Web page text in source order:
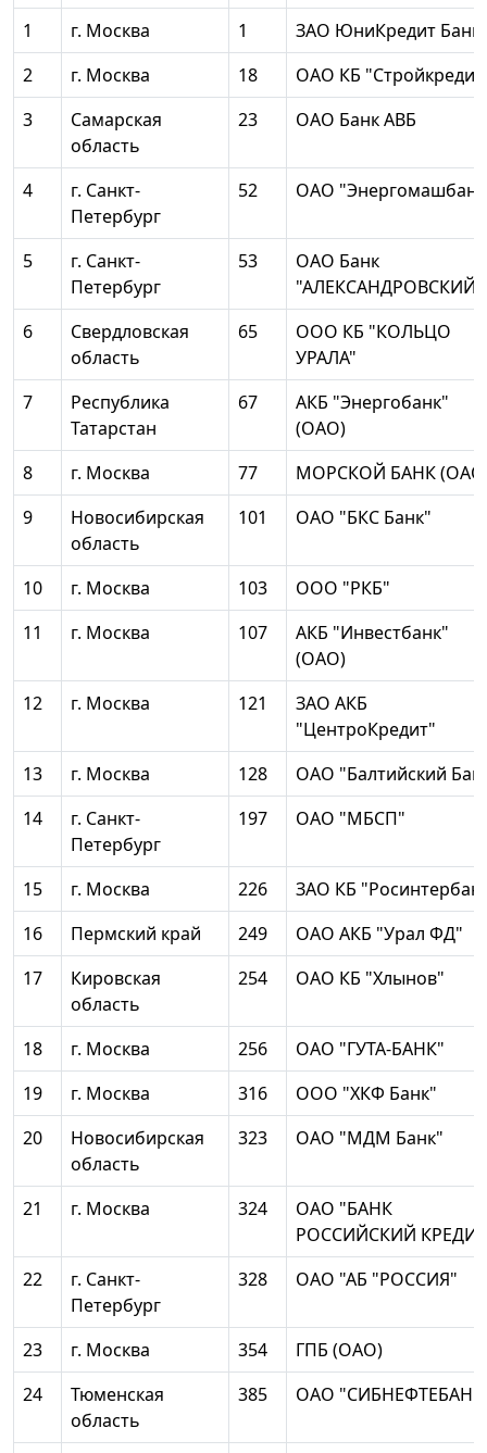
1
г. Москва 1
ЗАО ЮниКредит Банк
2
г. Москва 18
ОАО КБ
3
Самарская
область
23 ОАО Банк АВБ
4
г. Санкт-
Петербург
52 ОАО
5
г. Санкт-
Петербург
53
ОАО Банк
"АЛЕКСАНДРОВСКИЙ"
6
Свердловская
область
65
ООО КБ "КОЛЬЦО
УРАЛА"
7
Республика
Татарстан
67
АКБ "Энергобанк"
(ОАО)
8
г. Москва 77
МОРСКОЙ БАНК
9
Новосибирская
область
101 ОАО "БКС Банк"
10 г. Москва 103
ООО "РКБ"
11
г. Москва 107
АКБ "Инвестбанк"
(ОАО)
12
г. Москва 121
ЗАО АКБ
"ЦентроКредит"
13
г. Москва 128
ОАО "Балтийский
14
г. Санкт-
Петербург
197 ОАО "МБСП"
15 г. Москва 226
ЗАО КБ
16
Пермский край 249
ОАО АКБ "Урал ФД"
17
Кировская
область
254 ОАО КБ "Хлынов"
18 г. Москва 256
ОАО "ГУТА-БАНК"
19
г. Москва 316
ООО "ХКФ Банк"
20
Новосибирская
область
323 ОАО "МДМ Банк"
21 г. Москва 324
ОАО "БАНК
РОССИЙСКИЙ
22
г. Санкт-
Петербург
328 ОАО "АБ "РОССИЯ"
23 г. Москва 354
ГПБ (ОАО)
24
Тюменская
область
385 ОАО